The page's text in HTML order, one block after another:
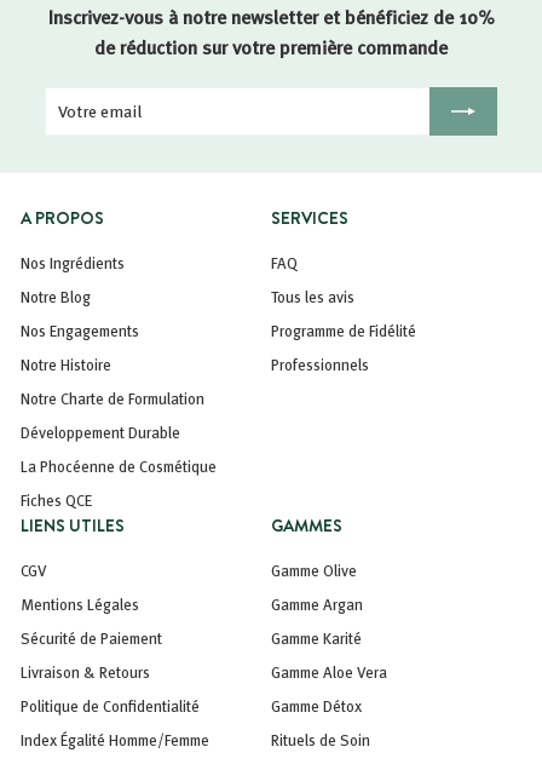
Inscrivez-vous à notre newsletter et bénéficiez de 10%
de réduction sur votre première commande
Votre
Inscription
A PROPOS
Nos Ingrédients
Notre Blog
Nos Engagements
Notre Histoire
Notre Charte de Formulation
Développement Durable
La Phocéenne de Cosmétique
Fiches QCE
SERVICES
FAQ
Tous les avis
Programme de Fidélité
Professionnels
LIENS UTILES
CGV
Mentions Légales
Sécurité de Paiement
Livraison & Retours
Politique de Confidentialité
Index Égalité Homme/Femme
GAMMES
Gamme Olive
Gamme Argan
Gamme Karité
Gamme Aloe Vera
Gamme Détox
Rituels de Soin